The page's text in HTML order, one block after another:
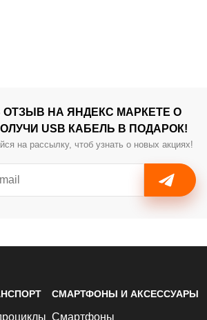
ОТЗЫВ НА ЯНДЕКС МАРКЕТЕ О
USB КАБЕЛЬ В ПОДАРОК!
на рассылку, чтоб узнать о новых акциях!
СМАРТФОНЫ И АКСЕССУАРЫ
Смартфоны